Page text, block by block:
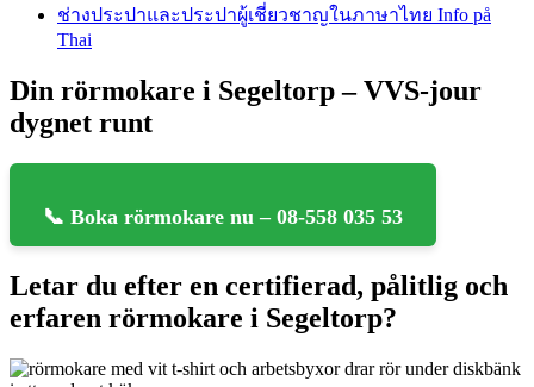
ช่างประปาและประปาผู้เชี่ยวชาญในภาษาไทย Info på
Thai
Din rörmokare i Segeltorp – VVS-jour
dygnet runt
📞 Boka rörmokare nu – 08-558 035 53
Letar du efter en certifierad, pålitlig och
erfaren rörmokare i Segeltorp?